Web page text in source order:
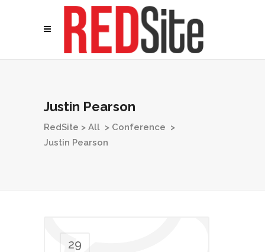
Justin Pearson
RedSite > All > Conference >
Justin Pearson
29